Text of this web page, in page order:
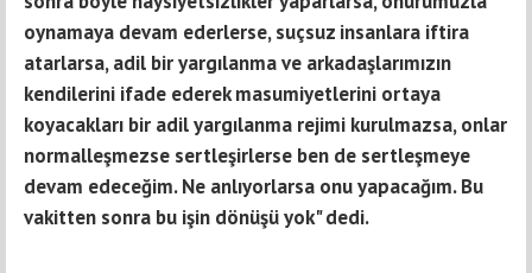
oynamaya devam ederlerse, suçsuz insanlara iftira
atarlarsa, adil bir yargılanma ve arkadaşlarımızın
kendilerini ifade ederek masumiyetlerini ortaya
koyacakları bir adil yargılanma rejimi kurulmazsa, onlar
normalleşmezse sertleşirlerse ben de sertleşmeye
devam edeceğim. Ne anlıyorlarsa onu yapacağım. Bu
vakitten sonra bu işin dönüşü yok" dedi.